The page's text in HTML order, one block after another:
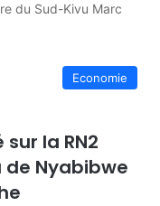
du Sud-Kivu Marc
Economie
la RN2
Nyabibwe